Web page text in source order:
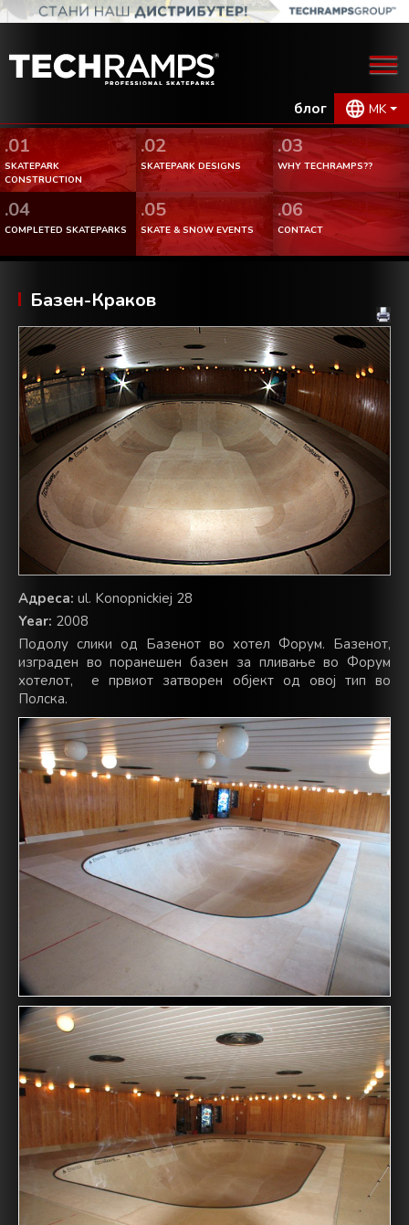
блог MK
.01
SKATEPARK
CONSTRUCTION
.02
SKATEPARK DESIGNS
.03
WHY TECHRAMPS??
.04
COMPLETED SKATEPARKS
.05
SKATE & SNOW EVENTS
.06
CONTACT
Базен-Краков
Адреса: ul. Konopnickiej 28
Year: 2008
Подолу слики од Базенот во хотел Форум. Базенот,
изграден во поранешен базен за пливање во Форум
хотелот, е првиот затворен објект од овој тип во
Полска.